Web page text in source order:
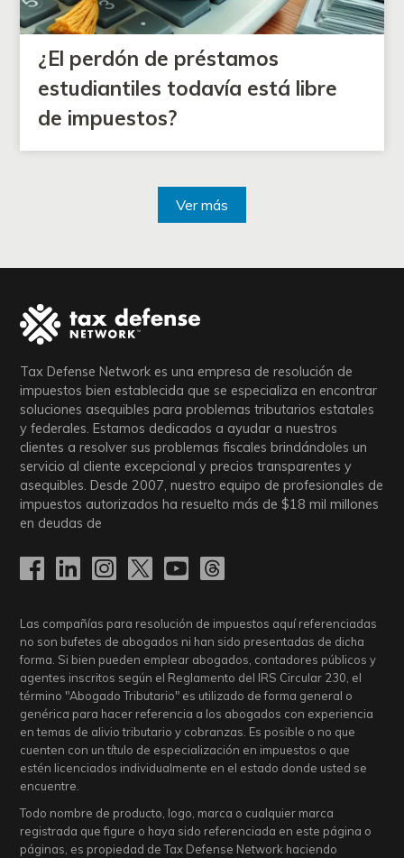
¿El perdón de préstamos
estudiantiles todavía está libre
de impuestos?
Ver más
Tax Defense Network es una empresa de resolución de
impuestos bien establecida que se especializa en encontrar
soluciones asequibles para problemas tributarios estatales
y federales. Estamos dedicados a ayudar a nuestros
clientes a resolver sus problemas fiscales brindándoles un
servicio al cliente excepcional y precios transparentes y
asequibles. Desde 2007, nuestro equipo de profesionales de
impuestos autorizados ha resuelto más de$18 mil millones
en deudas de
Las compañías para resolución de impuestos aquí referenciadas
no son bufetes de abogados ni han sido presentadas de dicha
forma. Si bien pueden emplear abogados, contadores públicos y
agentes inscritos según el Reglamento del IRS Circular 230, el
término "Abogado Tributario" es utilizado de forma general o
genérica para hacer referencia a los abogados con experiencia
en temas de alivio tributario y cobranzas. Es posible o no que
cuenten con un título de especialización en impuestos o que
estén licenciados individualmente en el estado donde usted se
encuentre.
Todo nombre de producto, logo, marca o cualquier marca
registrada que figure o haya sido referenciada en este página o
páginas, es propiedad de Tax Defense Network haciendo